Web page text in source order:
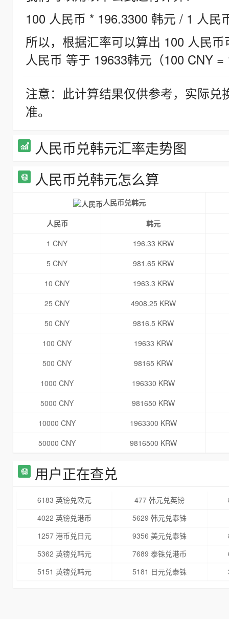
100 人民币 * 196.3300 韩元 / 1 人民
所以，根据汇率可以算出 100 人民
人民币 等于 19633韩元（100 CNY =
注意：此计算结果仅供参考，实际
准。
人民币兑韩元汇率走势图
人民币兑韩元怎么算
人民币兑韩元
人民币
韩元
1 CNY
196.33 KRW
5 CNY
981.65 KRW
10 CNY
1963.3 KRW
25 CNY
4908.25 KRW
50 CNY
9816.5 KRW
100 CNY
19633 KRW
500 CNY
98165 KRW
1000 CNY
196330 KRW
5000 CNY
981650 KRW
10000 CNY
1963300 KRW
50000 CNY
9816500 KRW
用户正在查兑
6183 英镑兑欧元 477 韩元兑英镑
4022 英镑兑港币
5629 韩元兑泰铢
1257 港币兑日元
9356 美元兑泰铢
5362 英镑兑韩元
7689 泰铢兑港币
5151 英镑兑韩元
5181 日元兑泰铢